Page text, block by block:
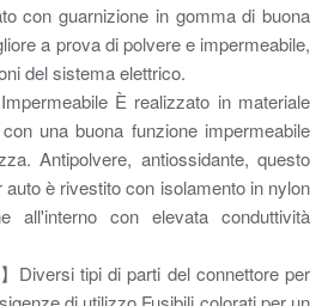
con guarnizione in gomma di buona
a prova di polvere e impermeabile,
del sistema elettrico.
È realizzato in materiale
una buona funzione impermeabile
Antipolvere, antiossidante, questo
è rivestito con isolamento in nylon
all'interno con elevata conduttività
Diversi tipi di parti del connettore per